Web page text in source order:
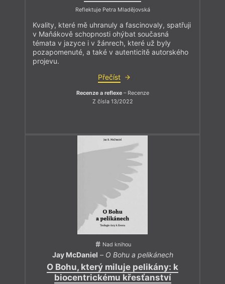
Reflektuje Petra Mladějovská
Kvality, které mě uhranuly a fascinovaly, spatřuji
v Maňákově schopnosti ohýbat současná
témata v jazyce i v žánrech, které už byly
pozapomenuté, a také v autenticitě autorského
projevu.
Přečíst
Recenze a reflexe– Recenze
Z čísla 13/2022
Nad knihou
Jay McDaniel – O Bohu a pelikánech
O Bohu, který miluje pelikány: k
biocentrickému křesťanství